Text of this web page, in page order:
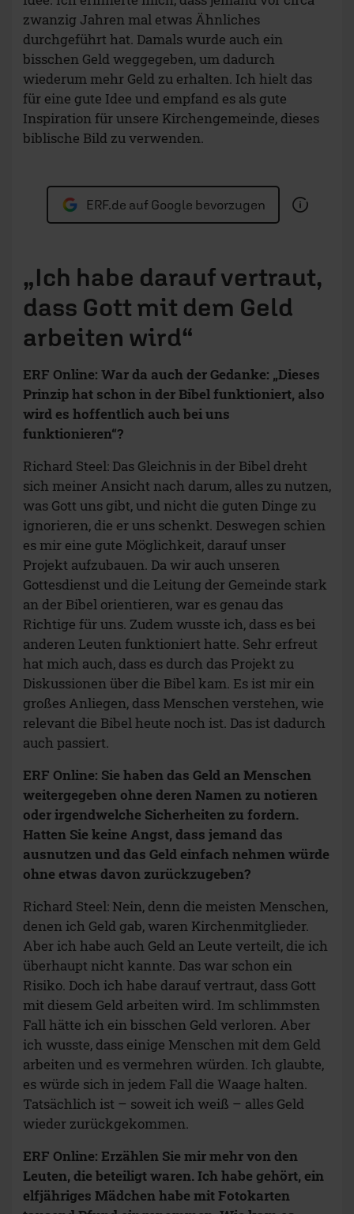
zwanzig Jahren mal etwas Ähnliches
durchgeführt hat. Damals wurde auch ein
bisschen Geld weggegeben, um dadurch
wiederum mehr Geld zu erhalten. Ich hielt das
für eine gute Idee und empfand es als gute
Inspiration für unsere Kirchengemeinde, dieses
biblische Bild zu verwenden.
ERF.de auf Google bevorzugen
„Ich habe darauf vertraut,
dass Gott mit dem Geld
arbeiten wird“
ERF Online: War da auch der Gedanke: „Dieses
Prinzip hat schon in der Bibel funktioniert, also
wird es hoffentlich auch bei uns
funktionieren“?
Richard Steel: Das Gleichnis in der Bibel dreht
sich meiner Ansicht nach darum, alles zu nutzen,
was Gott uns gibt, und nicht die guten Dinge zu
ignorieren, die er uns schenkt. Deswegen schien
es mir eine gute Möglichkeit, darauf unser
Projekt aufzubauen. Da wir auch unseren
Gottesdienst und die Leitung der Gemeinde stark
an der Bibel orientieren, war es genau das
Richtige für uns. Zudem wusste ich, dass es bei
anderen Leuten funktioniert hatte. Sehr erfreut
hat mich auch, dass es durch das Projekt zu
Diskussionen über die Bibel kam. Es ist mir ein
großes Anliegen, dass Menschen verstehen, wie
relevant die Bibel heute noch ist. Das ist dadurch
auch passiert.
ERF Online: Sie haben das Geld an Menschen
weitergegeben ohne deren Namen zu notieren
oder irgendwelche Sicherheiten zu fordern.
Hatten Sie keine Angst, dass jemand das
ausnutzen und das Geld einfach nehmen würde
ohne etwas davon zurückzugeben?
Richard Steel: Nein, denn die meisten Menschen,
denen ich Geld gab, waren Kirchenmitglieder.
Aber ich habe auch Geld an Leute verteilt, die ich
überhaupt nicht kannte. Das war schon ein
Risiko. Doch ich habe darauf vertraut, dass Gott
mit diesem Geld arbeiten wird. Im schlimmsten
Fall hätte ich ein bisschen Geld verloren. Aber
ich wusste, dass einige Menschen mit dem Geld
arbeiten und es vermehren würden. Ich glaubte,
es würde sich in jedem Fall die Waage halten.
Tatsächlich ist – soweit ich weiß – alles Geld
wieder zurückgekommen.
ERF Online: Erzählen Sie mir mehr von den
Leuten, die beteiligt waren. Ich habe gehört, ein
elfjähriges Mädchen habe mit Fotokarten